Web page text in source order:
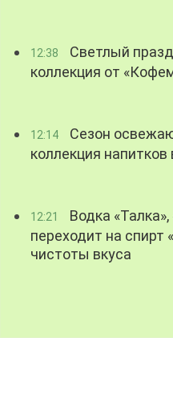
12:38
Светлый
коллекция от
12:14
Сезон
коллекция
12:21
Водка
переходит на спирт
чистоты вкуса